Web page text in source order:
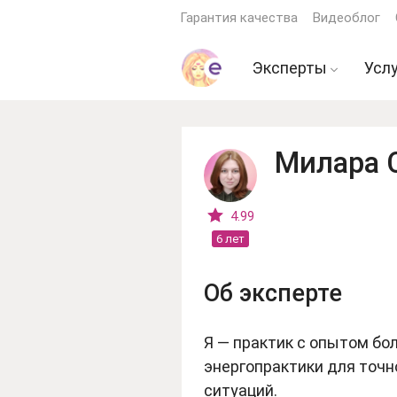
Гарантия качества Видеоблог
Эксперты
Астрологи
Гадалки
Еще эксперты
4.99
6 лет
Милара
Об эксперте
Я — практик с опытом
энергопрактики для
ситуаций.